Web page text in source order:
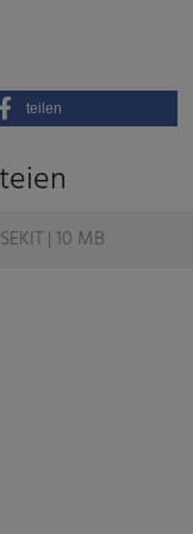
teilen
| 10 MB